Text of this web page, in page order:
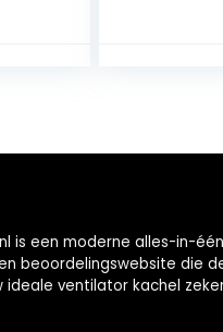
is een moderne alles-in-één
beoordelingswebsite die
ideale ventilator kachel